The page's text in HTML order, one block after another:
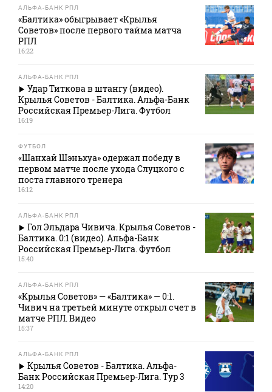
АЛЬФА-БАНК РПЛ
«Балтика» обыгрывает «Крылья
Советов» после первого тайма матча
РПЛ
16:22
АЛЬФА-БАНК РПЛ
Удар Титкова в штангу (видео).
Крылья Советов - Балтика. Альфа-Банк
Российская Премьер-Лига. Футбол
16:19
ФУТБОЛ
«Шанхай Шэньхуа» одержал победу в
первом матче после ухода Слуцкого с
поста главного тренера
16:12
АЛЬФА-БАНК РПЛ
Гол Эльдара Чивича. Крылья Советов -
Балтика. 0:1 (видео). Альфа-Банк
Российская Премьер-Лига. Футбол
15:40
АЛЬФА-БАНК РПЛ
«Крылья Советов» — «Балтика» — 0:1.
Чивич на третьей минуте открыл счет в
матче РПЛ. Видео
15:37
АЛЬФА-БАНК РПЛ
Крылья Советов - Балтика. Альфа-
Банк Российская Премьер-Лига. Тур 3
14:20